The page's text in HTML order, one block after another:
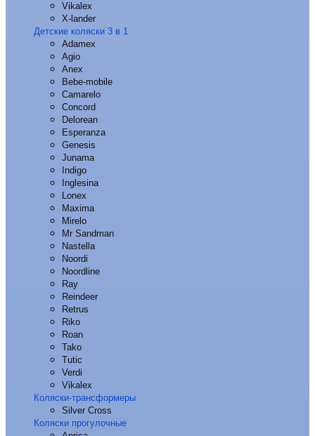
Vikalex
X-lander
Детские коляски 3 в 1
Adamex
Agio
Anex
Bebe-mobile
Camarelo
Concord
Delorean
Esperanza
Genesis
Junama
Indigo
Inglesina
Lonex
Maxima
Mirelo
Mr Sandman
Nastella
Noordi
Noordline
Ray
Reindeer
Retrus
Riko
Roan
Tako
Tutic
Verdi
Vikalex
Коляски-трансформеры
Silver Cross
Коляски прогулочные